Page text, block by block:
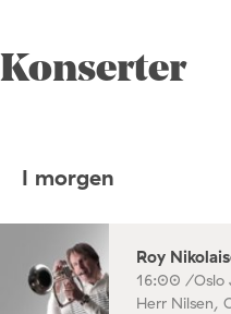
Konserter
I morgen
Roy
16:00 /Oslo
Herr Nilsen,